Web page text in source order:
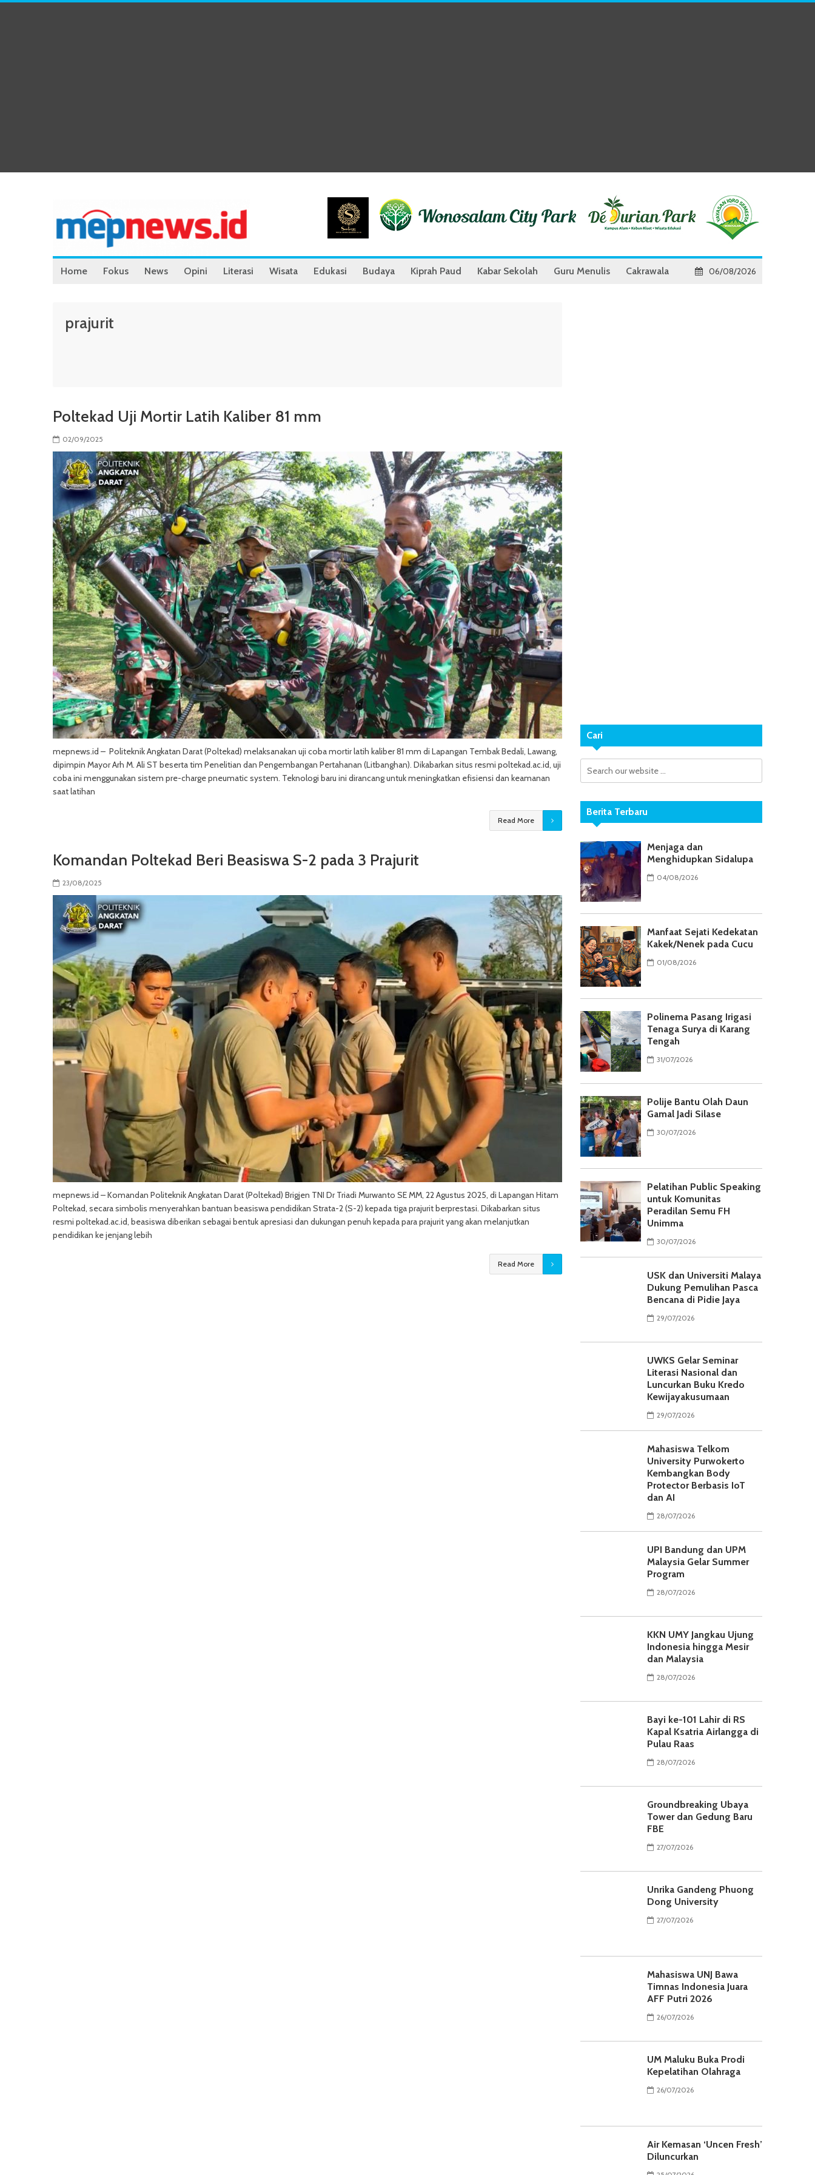
Home Fokus News Opini Literasi Wisata Edukasi Budaya Kiprah Paud Kabar Sekolah Guru Menulis Cakrawala 06/08/2026
prajurit
Poltekad Uji Mortir Latih Kaliber 81 mm
02/09/2025
mepnews.id – Politeknik Angkatan Darat (Poltekad) melaksanakan uji coba mortir latih kaliber 81 mm di Lapangan Tembak Bedali, Lawang,
dipimpin Mayor Arh M. Ali ST beserta tim Penelitian dan Pengembangan Pertahanan (Litbanghan). Dikabarkan situs resmi poltekad.ac.id, uji
coba ini menggunakan sistem pre-charge pneumatic system. Teknologi baru ini dirancang untuk meningkatkan efisiensi dan keamanan
saat latihan
Read More
Komandan Poltekad Beri Beasiswa S-2 pada 3 Prajurit
23/08/2025
mepnews.id – Komandan Politeknik Angkatan Darat (Poltekad) Brigjen TNI Dr Triadi Murwanto SE MM, 22 Agustus 2025, di Lapangan Hitam
Poltekad, secara simbolis menyerahkan bantuan beasiswa pendidikan Strata-2 (S-2) kepada tiga prajurit berprestasi. Dikabarkan situs
resmi poltekad.ac.id, beasiswa diberikan sebagai bentuk apresiasi dan dukungan penuh kepada para prajurit yang akan melanjutkan
pendidikan ke jenjang lebih
Read More
Cari
Berita Terbaru
Menjaga dan
Menghidupkan Sidalupa
04/08/2026
Manfaat Sejati Kedekatan
Kakek/Nenek pada Cucu
01/08/2026
Polinema Pasang Irigasi
Tenaga Surya di Karang
Tengah
31/07/2026
Polije Bantu Olah Daun
Gamal Jadi Silase
30/07/2026
Pelatihan Public Speaking
untuk Komunitas
Peradilan Semu FH
Unimma
30/07/2026
USK dan Universiti Malaya
Dukung Pemulihan Pasca
Bencana di Pidie Jaya
29/07/2026
UWKS Gelar Seminar
Literasi Nasional dan
Luncurkan Buku Kredo
Kewijayakusumaan
29/07/2026
Mahasiswa Telkom
University Purwokerto
Kembangkan Body
Protector Berbasis IoT
dan AI
28/07/2026
UPI Bandung dan UPM
Malaysia Gelar Summer
Program
28/07/2026
KKN UMY Jangkau Ujung
Indonesia hingga Mesir
dan Malaysia
28/07/2026
Bayi ke-101 Lahir di RS
Kapal Ksatria Airlangga di
Pulau Raas
28/07/2026
Groundbreaking Ubaya
Tower dan Gedung Baru
FBE
27/07/2026
Unrika Gandeng Phuong
Dong University
27/07/2026
Mahasiswa UNJ Bawa
Timnas Indonesia Juara
AFF Putri 2026
26/07/2026
UM Maluku Buka Prodi
Kepelatihan Olahraga
26/07/2026
Air Kemasan ‘Uncen Fresh’
Diluncurkan